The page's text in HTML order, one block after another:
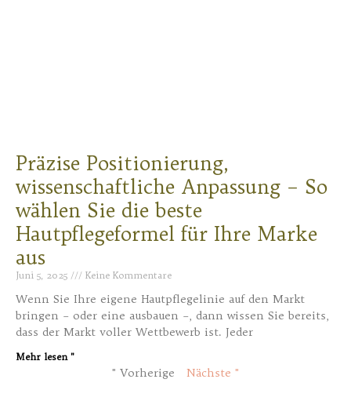
Präzise Positionierung,
wissenschaftliche Anpassung – So
wählen Sie die beste
Hautpflegeformel für Ihre Marke
aus
Juni 5, 2025 Keine Kommentare
Wenn Sie Ihre eigene Hautpflegelinie auf den Markt
bringen – oder eine ausbauen –, dann wissen Sie bereits,
dass der Markt voller Wettbewerb ist. Jeder
Mehr lesen "
" Vorherige Nächste "